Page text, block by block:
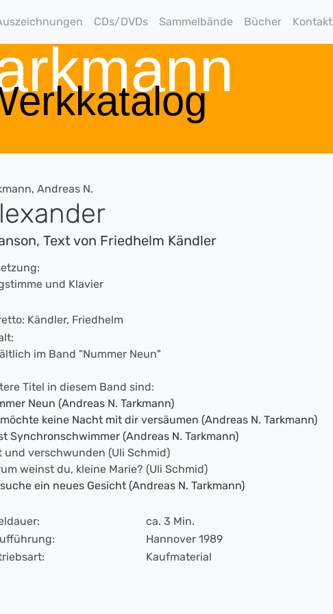
CDs/DVDs Sammelbände Bücher Kontakt
Andreas N.
Text von Friedhelm Kändler
und Klavier
Kändler, Friedhelm
im Band "Nummer Neun"
Titel in diesem Band sind:
Neun (Andreas N. Tarkmann)
keine Nacht mit dir versäumen (Andreas N. Tarkmann)
Synchronschwimmer (Andreas N. Tarkmann)
und verschwunden (Uli Schmid)
weinst du, kleine Marie? (Uli Schmid)
ein neues Gesicht (Andreas N. Tarkmann)
ca. 3 Min.
Hannover 1989
Kaufmaterial